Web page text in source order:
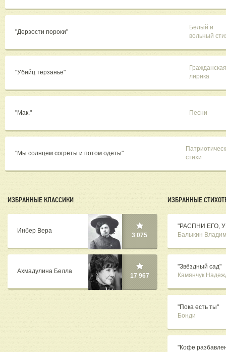
"Дерзости пороки"
Белый и
вольный
"Убийц терзанье"
Гражданская
лирика
"Мак." Песни
"Мы солнцем согреты и потом одеты"
стихи
ИЗБРАННЫЕ КЛАССИКИ
Инбер Вера
3 075
Ахмадулина Белла
17 967
ИЗБРАННЫЕ
"РАСПНИ ЕГО,
Балыкин
"Звёздный сад"
Камянчук
"Пока есть ты"
Бонди
"Кофе